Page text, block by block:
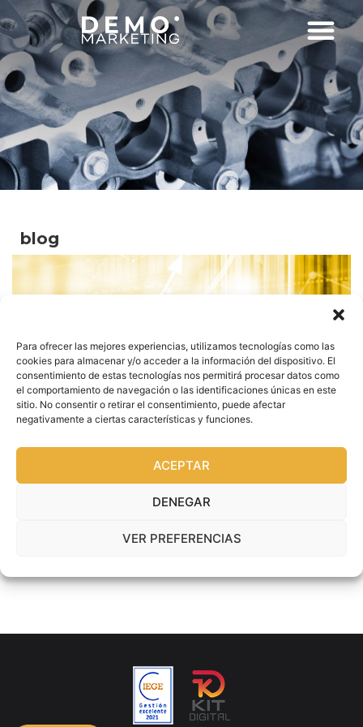
Para ofrecer las mejores experiencias, utilizamos tecnologías como las
cookies para almacenar y/o acceder a la información del dispositivo. El
consentimiento de estas tecnologías nos permitirá procesar datos como
el comportamiento de navegación o las identificaciones únicas en este
sitio. No consentir o retirar el consentimiento, puede afectar
negativamente a ciertas características y funciones.
ACEPTAR
DENEGAR
VER PREFERENCIAS
blog
¿Quieres que tus vendedores y distribuidores vendan
más, pero no sabes como lograrlo?
Muchas veces damos la culpa de resultados insuficientes a
los vendedores y a los distribuidores porque no ponen